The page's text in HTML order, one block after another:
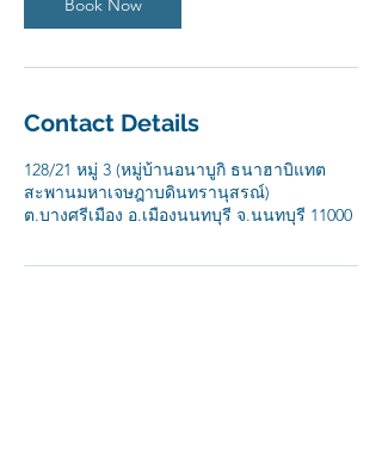
Book Now
Contact Details
128/21 หมู่ 3 (หมู่บ้านอนาบูกิ ธนาฮาบิแทต
สะพานมหาเจษฎาบดินทรานุสรณ์)
ต.บางศรีเมือง อ.เมืองนนทบุรี จ.นนทบุรี 11000